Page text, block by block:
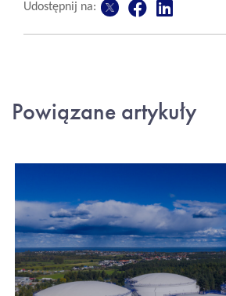
Udostępnij na:
Powiązane artykuły